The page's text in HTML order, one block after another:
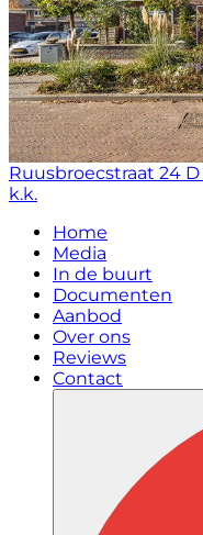
Ruusbroecstraat 24 D
k.k.
Home
Media
In de buurt
Documenten
Aanbod
Over ons
Reviews
Contact